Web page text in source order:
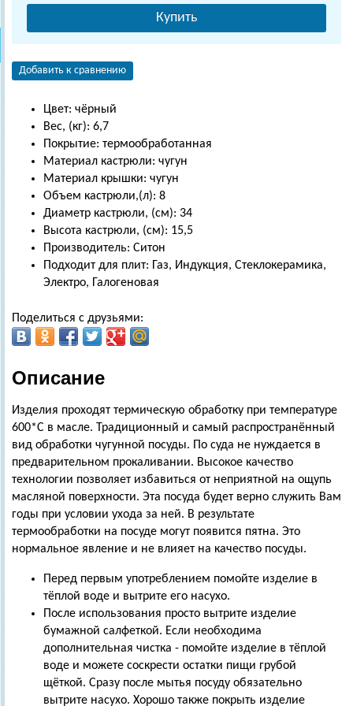
Купить
Добавить к сравнению
Цвет: чёрный
Вес, (кг): 6,7
Покрытие: термообработанная
Материал кастрюли: чугун
Материал крышки: чугун
Объем кастрюли,(л): 8
Диаметр кастрюли, (см): 34
Высота кастрюли, (см): 15,5
Производитель: Ситон
Подходит для плит: Газ, Индукция, Стеклокерамика,
Электро, Галогеновая
Поделиться с друзьями:
Описание
Изделия проходят термическую обработку при температуре
600*С в масле. Традиционный и самый распространённый
вид обработки чугунной посуды. По суда не нуждается в
предварительном прокаливании. Высокое качество
технологии позволяет избавиться от неприятной на ощупь
масляной поверхности. Эта посуда будет верно служить Вам
годы при условии ухода за ней. В результате
термообработки на посуде могут появится пятна. Это
нормальное явление и не влияет на качество посуды.
Перед первым употреблением помойте изделие в
тёплой воде и вытрите его насухо.
После использования просто вытрите изделие
бумажной салфеткой. Если необходима
дополнительная чистка - помойте изделие в тёплой
воде и можете соскрести остатки пищи грубой
щёткой. Сразу после мытья посуду обязательно
вытрите насухо. Хорошо также покрыть изделие